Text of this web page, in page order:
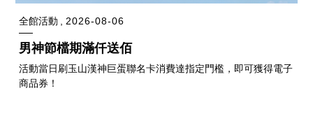
全館活動 2026-08-06
男神節檔期滿仟送佰
活動當日刷玉山漢神巨蛋聯名卡消費達指定門檻，即可獲得電子
商品券！